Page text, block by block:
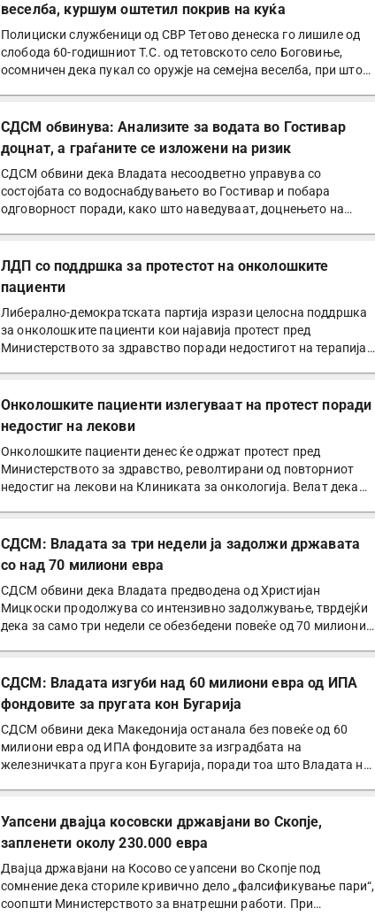
веселба, куршум оштетил покрив на куќа
Полициски службеници од СВР Тетово денеска го лишиле од
слобода 60-годишниот Т.С. од тетовското село Боговиње,
осомничен дека пукал со оружје на семејна веселба, при што…
СДСМ обвинува: Анализите за водата во Гостивар
доцнат, а граѓаните се изложени на ризик
СДСМ обвини дека Владата несоодветно управува со
состојбата со водоснабдувањето во Гостивар и побара
одговорност поради, како што наведуваат, доцнењето на
ЛДП со поддршка за протестот на онколошките
пациенти
Либерално-демократската партија изрази целосна поддршка
за онколошките пациенти кои најавија протест пред
Министерството за здравство поради недостигот на терапија.
Онколошките пациенти излегуваат на протест поради
недостиг на лекови
Онколошките пациенти денес ќе одржат протест пред
Министерството за здравство, револтирани од повторниот
недостиг на лекови на Клиниката за онкологија. Велат дека
СДСМ: Владата за три недели ја задолжи државата
со над 70 милиони евра
СДСМ обвини дека Владата предводена од Христијан
Мицкоски продолжува со интензивно задолжување, тврдејќи
дека за само три недели се обезбедени повеќе од 70 милиони
СДСМ: Владата изгуби над 60 милиони евра од ИПА
фондовите за пругата кон Бугарија
СДСМ обвини дека Македонија останала без повеќе од 60
милиони евра од ИПА фондовите за изградбата на
железничката пруга кон Бугарија, поради тоа што Владата не
Уапсени двајца косовски државјани во Скопје,
запленети околу 230.000 евра
Двајца државјани на Косово се уапсени во Скопје под
сомнение дека сториле кривично дело „фалсификување пари“,
соопшти Министерството за внатрешни работи. При